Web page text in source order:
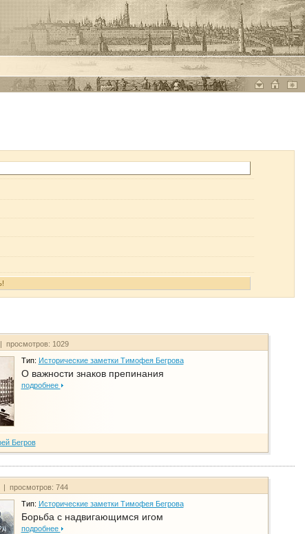
просмотров: 1029
Тип: Исторические заметки Тимофея Бегрова
О важности знаков препинания
подробнее
Бегров
| просмотров: 744
Тип: Исторические заметки Тимофея Бегрова
Борьба с надвигающимся игом
подробнее